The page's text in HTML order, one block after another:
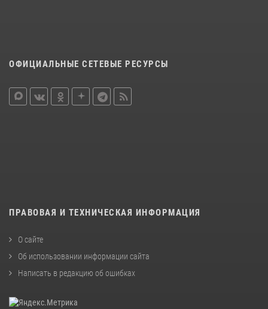
ОФИЦИАЛЬНЫЕ СЕТЕВЫЕ РЕСУРСЫ
ПРАВОВАЯ И ТЕХНИЧЕСКАЯ ИНФОРМАЦИЯ
О сайте
Об использовании информации сайта
Написать в редакцию об ошибках